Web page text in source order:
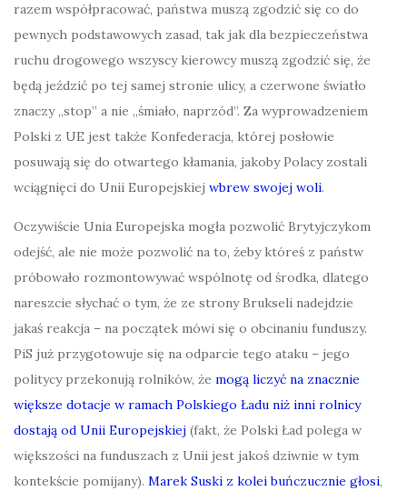
razem współpracować, państwa muszą zgodzić się co do
pewnych podstawowych zasad, tak jak dla bezpieczeństwa
ruchu drogowego wszyscy kierowcy muszą zgodzić się, że
będą jeździć po tej samej stronie ulicy, a czerwone światło
znaczy „stop” a nie „śmiało, naprzód”. Za wyprowadzeniem
Polski z UE jest także Konfederacja, której posłowie
posuwają się do otwartego kłamania, jakoby Polacy zostali
wciągnięci do Unii Europejskiej wbrew swojej woli.
Oczywiście Unia Europejska mogła pozwolić Brytyjczykom
odejść, ale nie może pozwolić na to, żeby któreś z państw
próbowało rozmontowywać wspólnotę od środka, dlatego
nareszcie słychać o tym, że ze strony Brukseli nadejdzie
jakaś reakcja – na początek mówi się o obcinaniu funduszy.
PiS już przygotowuje się na odparcie tego ataku – jego
politycy przekonują rolników, że mogą liczyć na znacznie
większe dotacje w ramach Polskiego Ładu niż inni rolnicy
dostają od Unii Europejskiej (fakt, że Polski Ład polega w
większości na funduszach z Unii jest jakoś dziwnie w tym
kontekście pomijany). Marek Suski z kolei buńczucznie głosi,